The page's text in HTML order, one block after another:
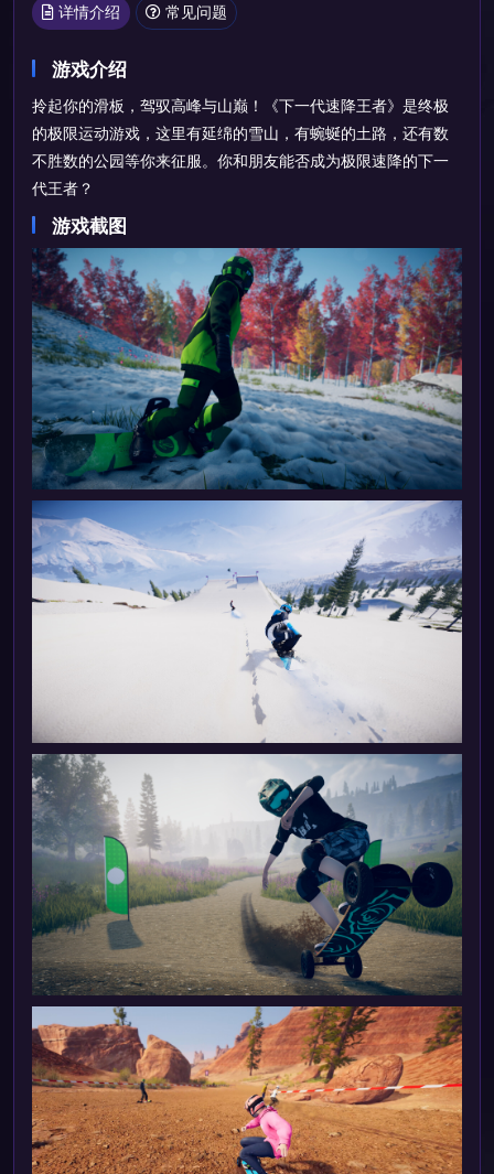
详情介绍 常见问题
游戏介绍
拎起你的滑板，驾驭高峰与山巅！《下一代速降王者》是终极
的极限运动游戏，这里有延绵的雪山，有蜿蜒的土路，还有数
不胜数的公园等你来征服。你和朋友能否成为极限速降的下一
代王者？
游戏截图